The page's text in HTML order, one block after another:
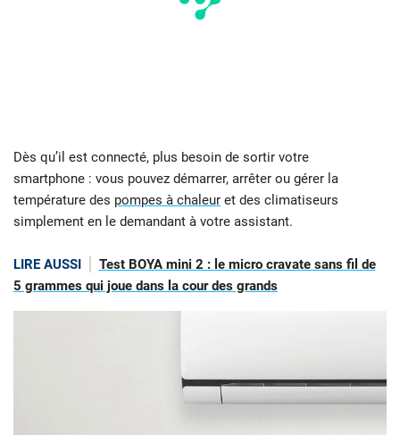
Dès qu’il est connecté, plus besoin de sortir votre
smartphone : vous pouvez démarrer, arrêter ou gérer la
température des pompes à chaleur et des climatiseurs
simplement en le demandant à votre assistant.
LIRE AUSSI
Test BOYA mini 2 : le micro cravate sans fil de
5 grammes qui joue dans la cour des grands